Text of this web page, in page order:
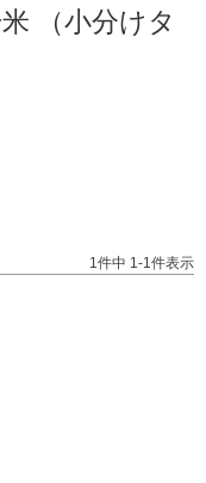
（小分けタ
1 件中 1 -1 件表示